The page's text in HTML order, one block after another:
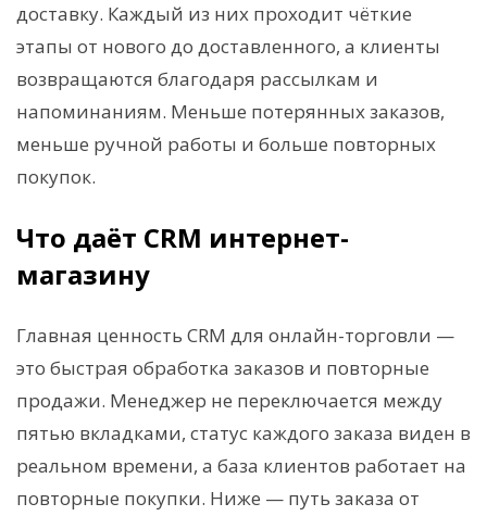
доставку. Каждый из них проходит чёткие
этапы от нового до доставленного, а клиенты
возвращаются благодаря рассылкам и
напоминаниям. Меньше потерянных заказов,
меньше ручной работы и больше повторных
покупок.
Что даёт CRM интернет-
магазину
Главная ценность CRM для онлайн-торговли —
это быстрая обработка заказов и повторные
продажи. Менеджер не переключается между
пятью вкладками, статус каждого заказа виден в
реальном времени, а база клиентов работает на
повторные покупки. Ниже — путь заказа от